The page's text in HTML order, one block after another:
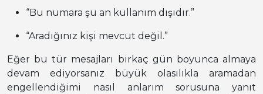
“Bu numara şu an kullanım dışıdır.”
“Aradığınız kişi mevcut değil.”
Eğer bu tür mesajları birkaç gün boyunca almaya
devam ediyorsanız büyük olasılıkla aramadan
engellendiğimi nasıl anlarım sorusuna yanıt